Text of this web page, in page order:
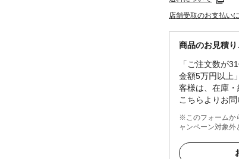
店舗受取のお支払い
商品のお見積
「ご注文数が
金額5万円以上
客様は、在庫・
こちらよりお問
※このフォームか
ャンペーン対象外